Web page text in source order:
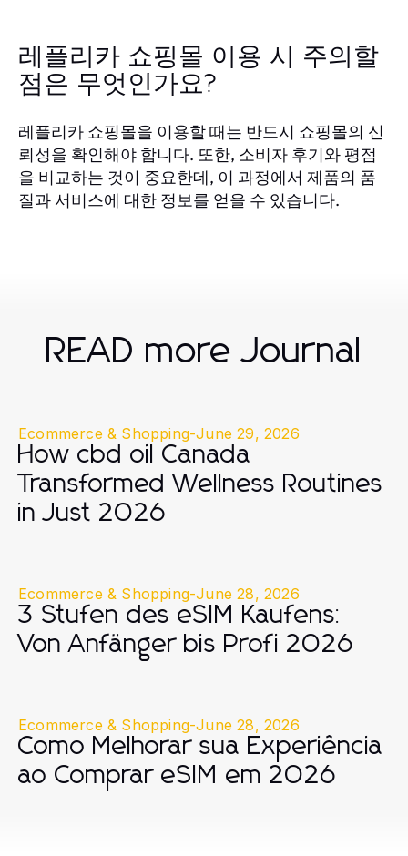
레플리카 쇼핑몰 이용 시 주의할
점은 무엇인가요?
레플리카 쇼핑몰을 이용할 때는 반드시 쇼핑몰의 신
뢰성을 확인해야 합니다. 또한, 소비자 후기와 평점
을 비교하는 것이 중요한데, 이 과정에서 제품의 품
질과 서비스에 대한 정보를 얻을 수 있습니다.
READ more Journal
Ecommerce & Shopping-June 29, 2026
How cbd oil Canada
Transformed Wellness Routines
in Just 2026
Ecommerce & Shopping-June 28, 2026
3 Stufen des eSIM Kaufens:
Von Anfänger bis Profi 2026
Ecommerce & Shopping-June 28, 2026
Como Melhorar sua Experiência
ao Comprar eSIM em 2026